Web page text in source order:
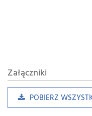
Załączniki
POBIERZ